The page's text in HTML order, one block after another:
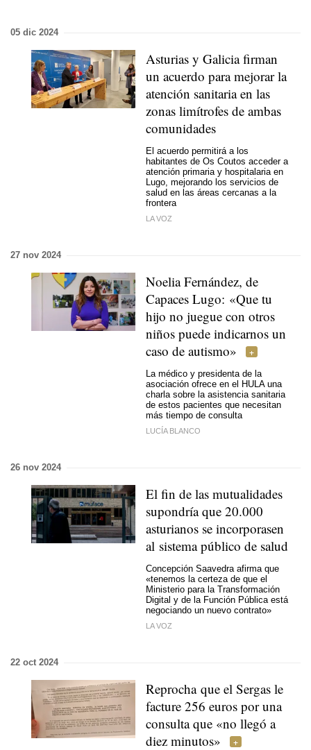
05 dic 2024
Asturias y Galicia firman
un acuerdo para mejorar la
atención sanitaria en las
zonas limítrofes de ambas
comunidades
El acuerdo permitirá a los
habitantes de Os Coutos acceder a
atención primaria y hospitalaria en
Lugo, mejorando los servicios de
salud en las áreas cercanas a la
frontera
LA VOZ
27 nov 2024
Noelia Fernández, de
Capaces Lugo: «Que tu
hijo no juegue con otros
niños puede indicarnos un
caso de autismo»
La médico y presidenta de la
asociación ofrece en el HULA una
charla sobre la asistencia sanitaria
de estos pacientes que necesitan
más tiempo de consulta
LUCÍA BLANCO
26 nov 2024
El fin de las mutualidades
supondría que 20.000
asturianos se incorporasen
al sistema público de salud
Concepción Saavedra afirma que
«tenemos la certeza de que el
Ministerio para la Transformación
Digital y de la Función Pública está
negociando un nuevo contrato»
LA VOZ
22 oct 2024
Reprocha que el Sergas le
facture 256 euros por una
consulta que «no llegó a
diez minutos»